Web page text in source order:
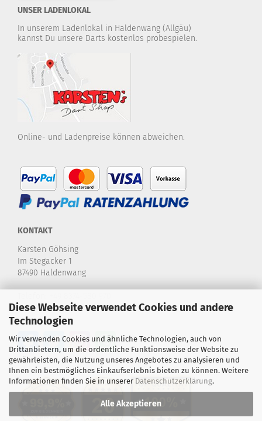
Diese Webseite verwendet Cookies und andere
Technologien
Wir verwenden Cookies und ähnliche Technologien, auch von
Drittanbietern, um die ordentliche Funktionsweise der Website zu
gewährleisten, die Nutzung unseres Angebotes zu analysieren und
Ihnen ein bestmögliches Einkaufserlebnis bieten zu können. Weitere
Informationen finden Sie in unserer Datenschutzerklärung.
Alle Akzeptieren
UNSER LADENLOKAL
In unserem Ladenlokal in Haldenwang (Allgäu)
kannst Du unsere Darts kostenlos probespielen.
Online- und Ladenpreise können abweichen.
KONTAKT
Karsten Göhsing
Im Stegacker 1
87490 Haldenwang
E-Mail:info@karstensdartshop.de